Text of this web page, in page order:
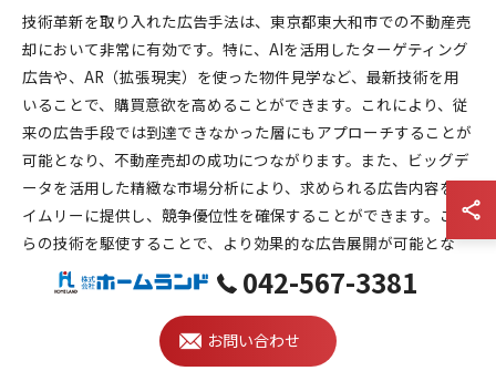
技術革新を取り入れた広告手法は、東京都東大和市での不動産売
却において非常に有効です。特に、AIを活用したターゲティング
広告や、AR（拡張現実）を使った物件見学など、最新技術を用
いることで、購買意欲を高めることができます。これにより、従
来の広告手段では到達できなかった層にもアプローチすることが
可能となり、不動産売却の成功につながります。また、ビッグデ
ータを活用した精緻な市場分析により、求められる広告内容をタ
イムリーに提供し、競争優位性を確保することができます。これ
らの技術を駆使することで、より効果的な広告展開が可能とな
り、売却活動を効率良く進めることができるでしょう。
迅速な市場分析による広告調整の重要性
東京都東大和市での不動産売却を成功させるためには、市場の変
042-567-3381
お問い合わせ